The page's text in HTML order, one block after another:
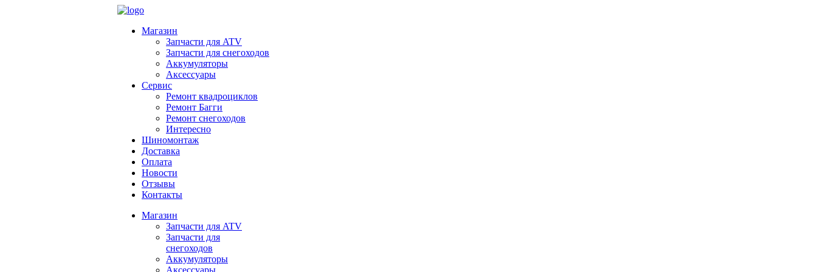
Магазин
Запчасти для ATV
Запчасти для снегоходов
Аккумуляторы
Аксессуары
Сервис
Ремонт квадроциклов
Ремонт Багги
Ремонт снегоходов
Интересно
Шиномонтаж
Доставка
Оплата
Новости
Отзывы
Контакты
Магазин
Запчасти для ATV
Запчасти для
снегоходов
Аккумуляторы
Аксессуары